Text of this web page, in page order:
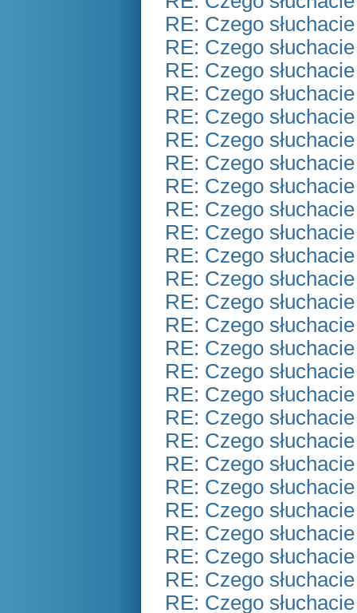
RE: Czego
RE: Czego
RE: Czego
RE: Czego
RE: Czego
RE: Czego
RE: Czego
RE: Czego
RE: Czego
RE: Czego
RE: Czego
RE: Czego
RE: Czego
RE: Czego
RE: Czego
RE: Czego
RE: Czego
RE: Czego
RE: Czego
RE: Czego
RE: Czego
RE: Czego
RE: Czego
RE: Czego
RE: Czego
RE: Czego